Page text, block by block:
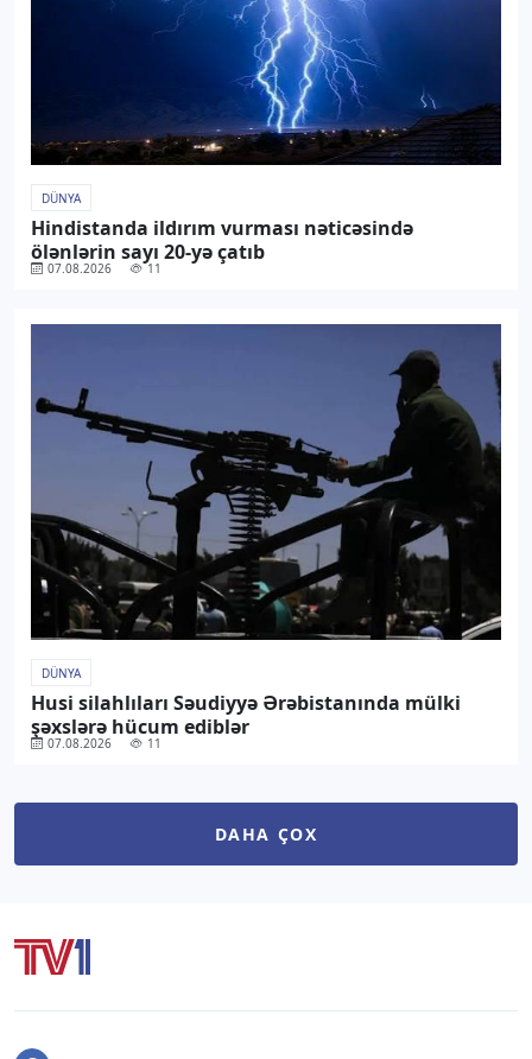
DÜNYA
Hindistanda ildırım vurması nəticəsində
ölənlərin sayı 20-yə çatıb
07.08.2026 11
DÜNYA
Husi silahlıları Səudiyyə Ərəbistanında mülki
şəxslərə hücum ediblər
07.08.2026 11
DAHA ÇOX